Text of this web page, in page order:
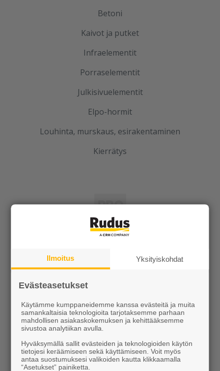
Betoni
Kaivot ja putket
Infraelementit
Porraselementit
Julkisivuelementit
Elpo-hormit
Louhinta, murskaus, esirakentaminen
Kierrätys
Rudus
Ilmoitus Yksityiskohdat
Evästeasetukset
Käytämme kumppaneidemme kanssa evästeitä ja muita
samankaltaisia teknologioita tarjotaksemme parhaan
mahdollisen asiakaskokemuksen ja kehittääksemme
sivustoa analytiikan avulla.
Hyväksymällä sallit evästeiden ja teknologioiden käytön
tietojesi keräämiseen sekä käyttämiseen. Voit myös
antaa suostumuksesi valikoiden kautta klikkaamalla
“Asetukset” painiketta.